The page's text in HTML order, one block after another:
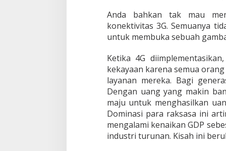
Anda bahkan tak mau
konektivitas 3G. Semuanya
untuk membuka sebuah
Ketika 4G
kekayaan karena semua
layanan mereka. Bagi
Dengan uang yang makin
maju untuk menghasilkan
Dominasi para raksasa ini
mengalami kenaikan GDP
industri turunan. Kisah ini